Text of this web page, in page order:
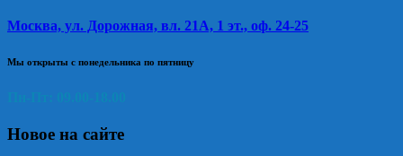
Москва, ул. Дорожная, вл. 21А, 1 эт., оф. 24-25
Мы открыты с понедельника по пятницу
Новое на сайте